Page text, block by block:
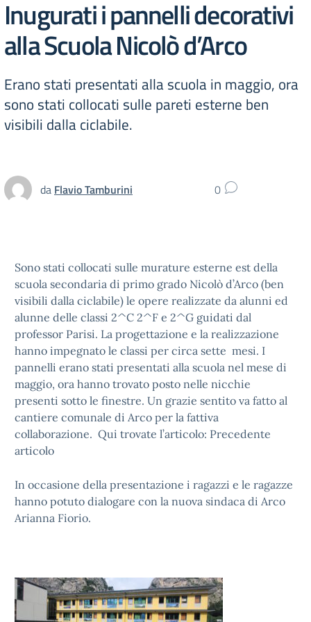
Inugurati i pannelli decorativi
alla Scuola Nicolò d’Arco
Erano stati presentati alla scuola in maggio, ora
sono stati collocati sulle pareti esterne ben
visibili dalla ciclabile.
da Flavio Tamburini 0
Sono stati collocati sulle murature esterne est della
scuola secondaria di primo grado Nicolò d’Arco (ben
visibili dalla ciclabile) le opere realizzate da alunni ed
alunne delle classi 2^C 2^F e 2^G guidati dal
professor Parisi. La progettazione e la realizzazione
hanno impegnato le classi per circa sette mesi. I
pannelli erano stati presentati alla scuola nel mese di
maggio, ora hanno trovato posto nelle nicchie
presenti sotto le finestre. Un grazie sentito va fatto al
cantiere comunale di Arco per la fattiva
collaborazione. Qui trovate l’articolo: Precedente
articolo
In occasione della presentazione i ragazzi e le ragazze
hanno potuto dialogare con la nuova sindaca di Arco
Arianna Fiorio.